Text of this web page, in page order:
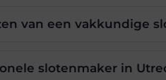
van een vakkundige
slotenmaker in